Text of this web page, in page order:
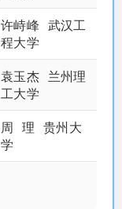
许峙峰 武汉工
程大学
袁玉杰 兰州理
工大学
周 理 贵州大
学